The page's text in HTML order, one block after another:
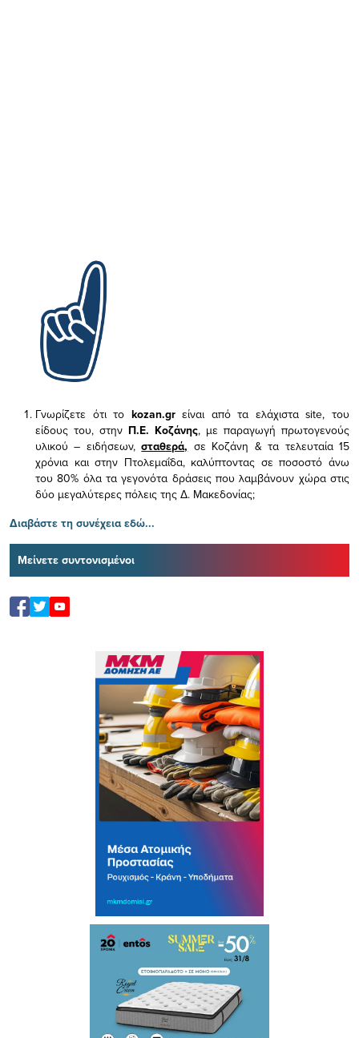
Γνωρίζετε ότι το kozan.gr είναι από τα ελάχισταsite, του
είδους του, στην Π.Ε. Κοζάνης, με παραγωγή πρωτογενούς
υλικού – ειδήσεων,σταθερά, σε Κοζάνη & τα τελευταία 15
χρόνια και στην Πτολεμαΐδα, καλύπτοντας σε ποσοστό άνω
του 80% όλα τα γεγονότα δράσεις που λαμβάνουν χώρα στις
δύο μεγαλύτερες πόλεις της Δ. Μακεδονίας;
Διαβάστε τη συνέχεια εδώ...
Μείνετε συντονισμένοι